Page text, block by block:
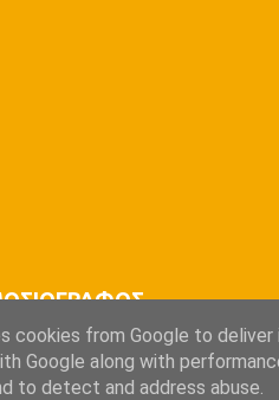
6980447385
cookies from Google to
Google along with
to detect and address abuse.